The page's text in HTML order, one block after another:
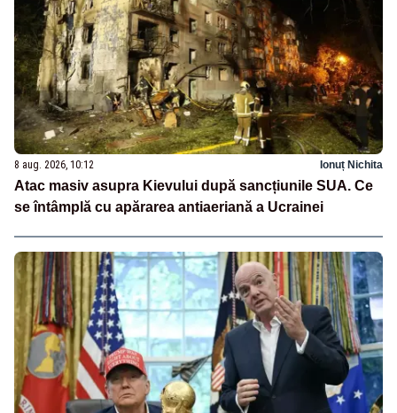
8 aug. 2026, 10:12 Ionuț Nichita
Atac masiv asupra Kievului după sancțiunile SUA. Ce
se întâmplă cu apărarea antiaeriană a Ucrainei